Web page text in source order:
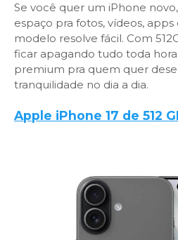
Se você quer um iPhone
espaço pra fotos, vídeos, apps
modelo resolve fácil. Com
ficar apagando tudo toda
premium pra quem quer
tranquilidade no dia a dia.
Apple iPhone 17 de 512